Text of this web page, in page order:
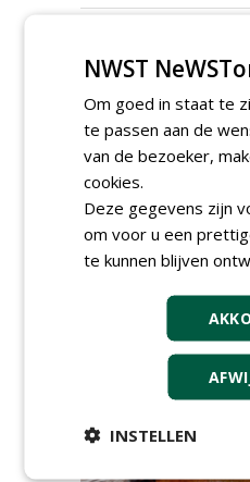
30-06-
Wallaard
30-06-
30-06-
bij
week)
24-06-
meer
NWST
Om goed in staat te
te passen aan de
van de bezoeker,
cookies.
Deze gegevens zijn
om voor u een
te kunnen blijven
INSTELLEN